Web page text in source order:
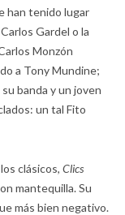
han tenido lugar
Gardel o la
Monzón
a Tony Mundine;
banda y un joven
un tal Fito
clásicos, Clics
mantequilla. Su
más bien negativo.